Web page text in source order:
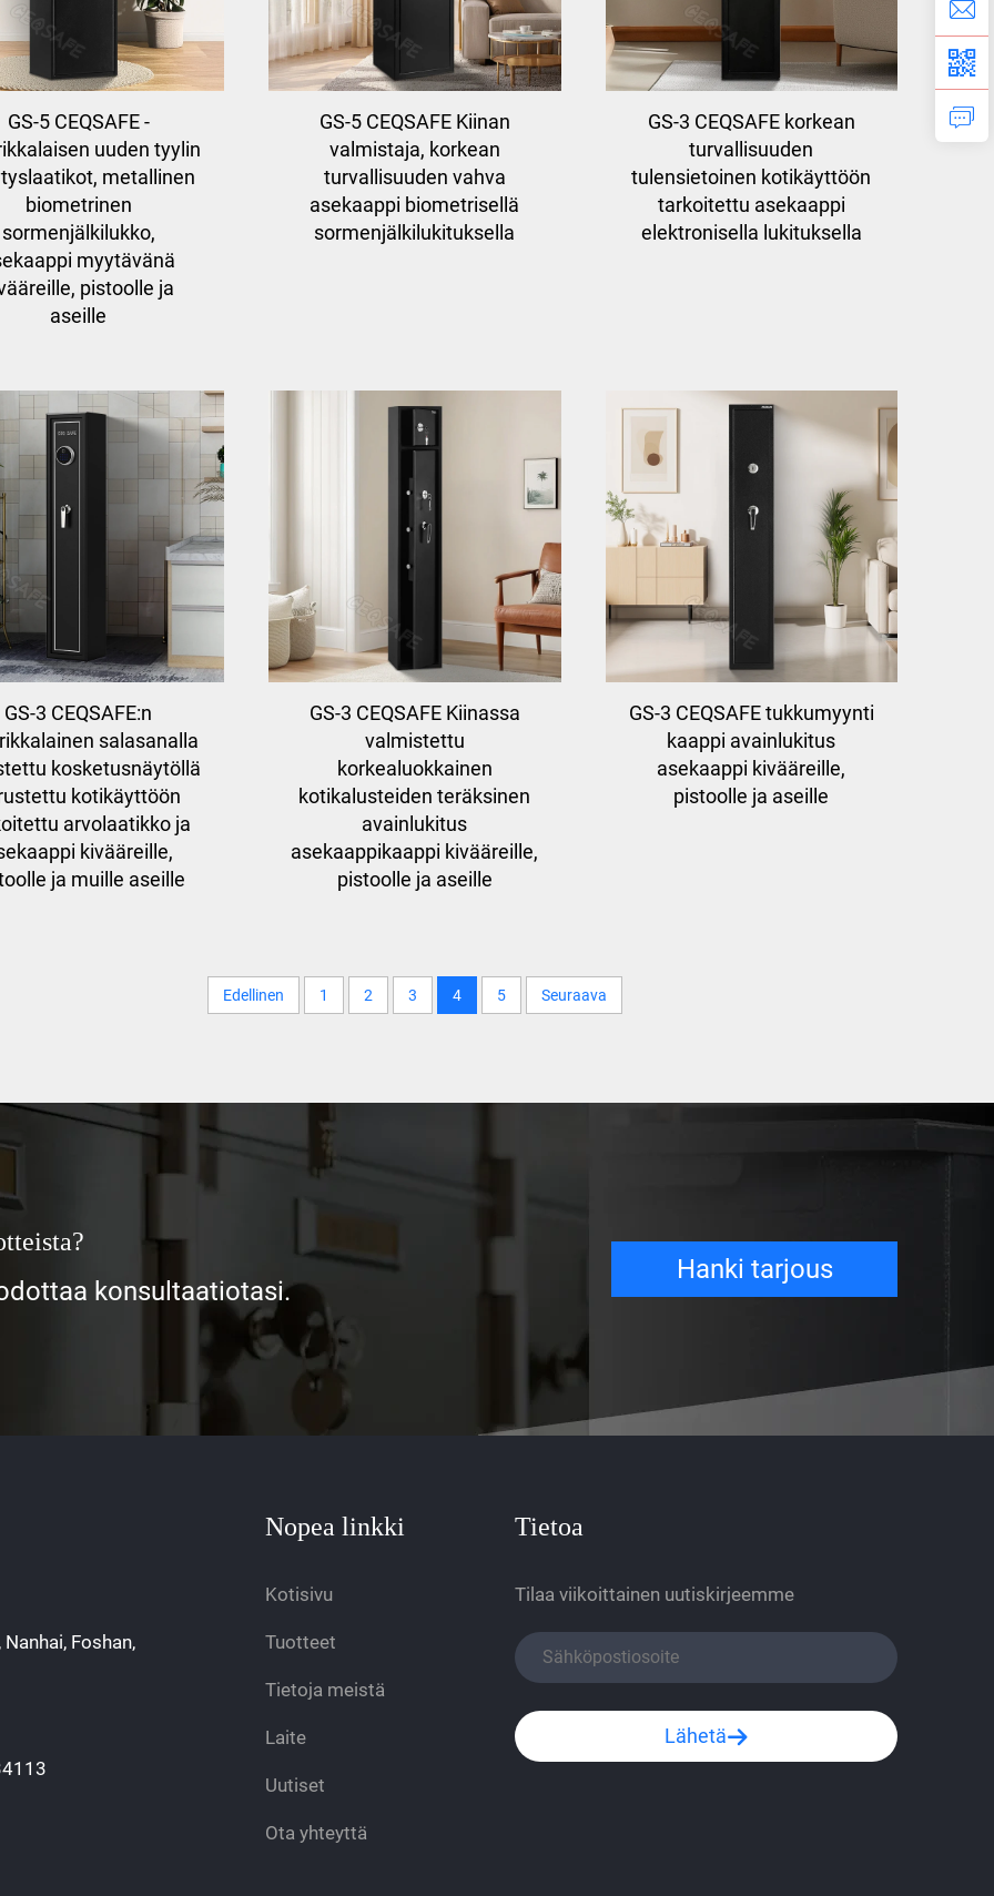
GS-5 CEQSAFE -
uuden tyylin
metallinen
biometrinen
sormenjälkilukko,
myytävänä
pistoolle ja
aseille
GS-5 CEQSAFE Kiinan
valmistaja, korkean
turvallisuuden vahva
asekaappi biometrisellä
sormenjälkilukituksella
GS-3 CEQSAFE korkean
turvallisuuden
tulensietoinen kotikäyttöön
tarkoitettu asekaappi
elektronisella lukituksella
GS-3 CEQSAFE:n
salasanalla
kosketusnäytöllä
kotikäyttöön
arvolaatikko ja
kivääreille,
ja muille aseille
GS-3 CEQSAFE Kiinassa
valmistettu
korkealuokkainen
kotikalusteiden teräksinen
avainlukitus
asekaappikaappi kivääreille,
pistoolle ja aseille
GS-3 CEQSAFE tukkumyynti
kaappi avainlukitus
asekaappi kivääreille,
pistoolle ja aseille
Edellinen 1 2 3 4 5 Seuraava
konsultaatiotasi.
Hanki tarjous
Foshan,
Nopea linkki
Kotisivu
Tuotteet
Tietoja meistä
Laite
Uutiset
Ota yhteyttä
Tietoa
Tilaa viikoittainen uutiskirjeemme
Lähetä